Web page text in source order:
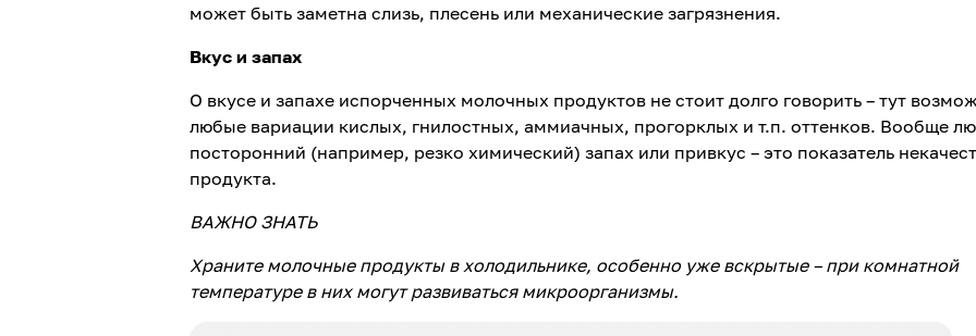
может быть заметна слизь, плесень или механические загрязнения.
Вкус и запах
О вкусе и запахе испорченных молочных продуктов не стоит долго говорить – тут
любые вариации кислых, гнилостных, аммиачных, прогорклых и т.п. оттенков. Вообще
посторонний (например, резко химический) запах или привкус – это показатель
продукта.
ВАЖНО ЗНАТЬ
Храните молочные продукты в холодильнике, особенно уже вскрытые – при комнатной
температуре в них могут развиваться микроорганизмы.